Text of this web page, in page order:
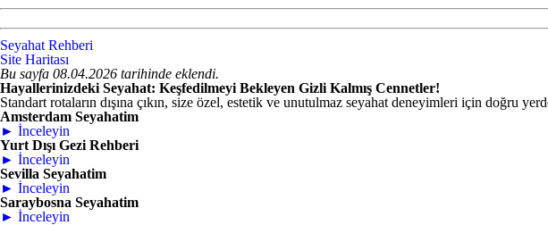
Seyahat Rehberi
Site Haritası
Bu sayfa 08.04.2026 tarihinde eklendi.
Hayallerinizdeki Seyahat: Keşfedilmeyi Bekleyen Gizli Kalmış Cennetler!
Standart rotaların dışına çıkın, size özel, estetik ve unutulmaz seyahat deneyimleri için doğru
Amsterdam Seyahatim
► İnceleyin
Yurt Dışı Gezi Rehberi
► İnceleyin
Sevilla Seyahatim
► İnceleyin
Saraybosna Seyahatim
► İnceleyin